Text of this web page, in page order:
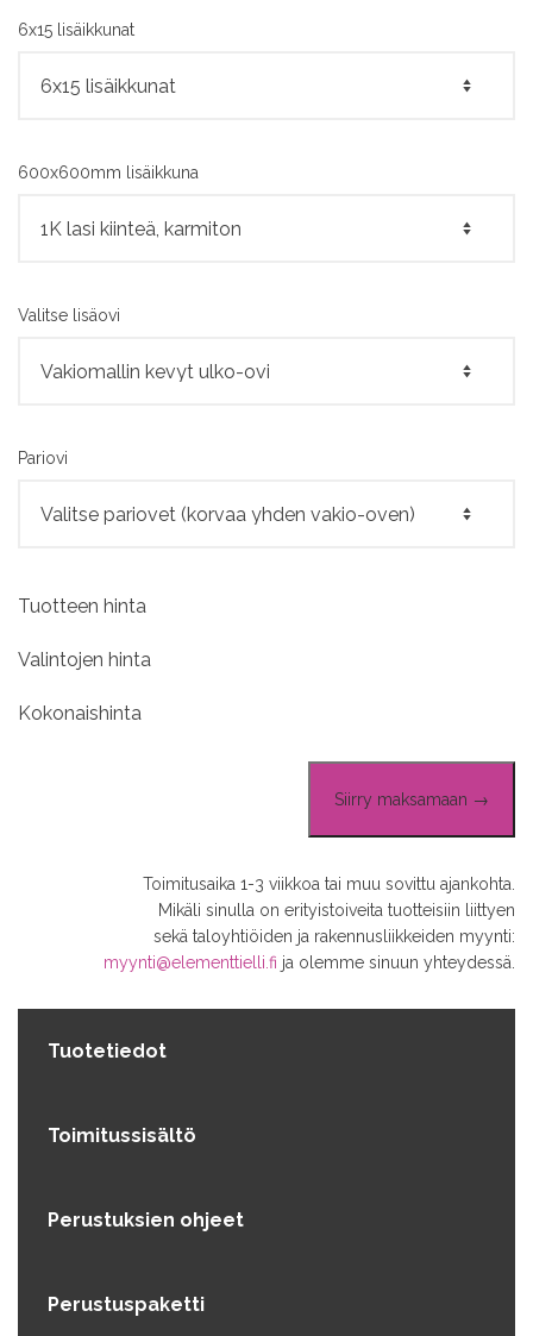
6x15 lisäikkunat
600x600mm lisäikkuna
Valitse lisäovi
Pariovi
Tuotteen hinta
Valintojen hinta
Kokonaishinta
Siirry maksamaan →
Toimitusaika 1-3 viikkoa tai muu sovittu ajankohta.
Mikäli sinulla on erityistoiveita tuotteisiin liittyen
sekä taloyhtiöiden ja rakennusliikkeiden myynti:
myynti@elementtielli.fi ja olemme sinuun yhteydessä.
Tuotetiedot
Toimitussisältö
Perustuksien ohjeet
Perustuspaketti